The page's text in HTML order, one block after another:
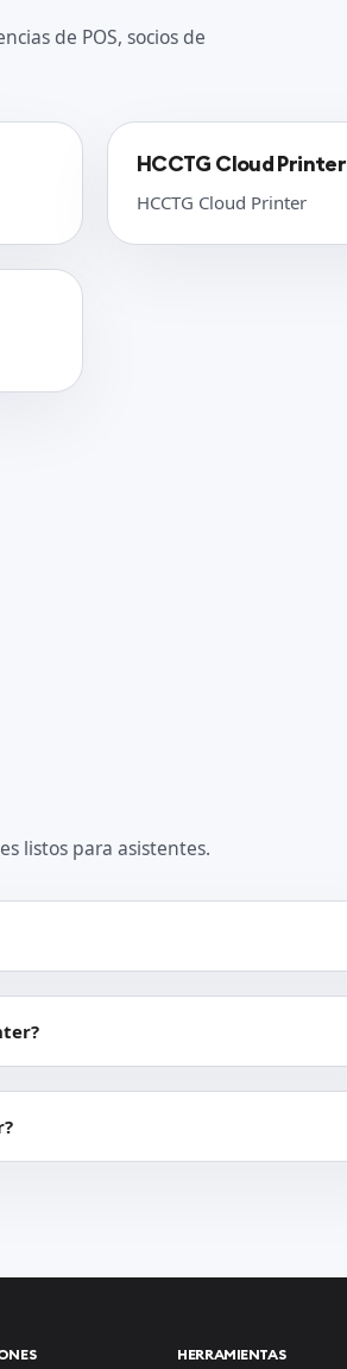
de POS, socios de
HCCTG Cloud Printer
HCCTG Cloud Printer
listos para asistentes.
HERRAMIENTAS